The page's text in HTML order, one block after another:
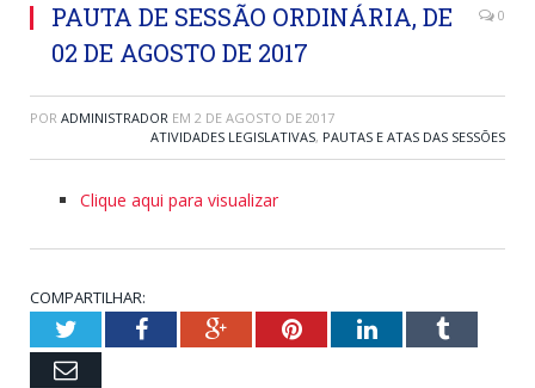
PAUTA DE SESSÃO ORDINÁRIA, DE
02 DE AGOSTO DE 2017
0
POR ADMINISTRADOR EM 2 DE AGOSTO DE 2017
ATIVIDADES LEGISLATIVAS, PAUTAS E ATAS DAS SESSÕES
Clique aqui para visualizar
COMPARTILHAR:
TwitterFacebookGoogle+PinterestLinkedInTumblr
Email